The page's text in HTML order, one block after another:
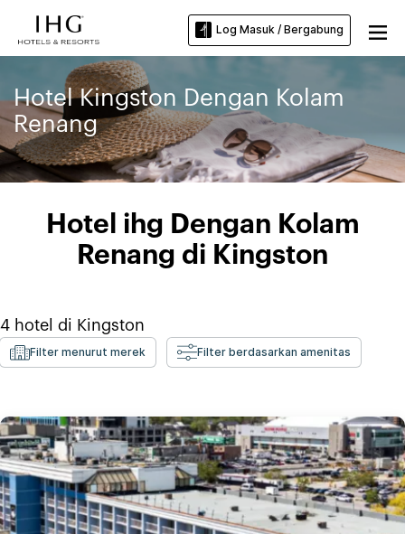
Log Masuk / Bergabung
Hotel Kingston Dengan Kolam
Renang
Hotel ihg Dengan Kolam
Renang di Kingston
4 hotel di Kingston
Filter menurut merek Filter berdasarkan amenitas